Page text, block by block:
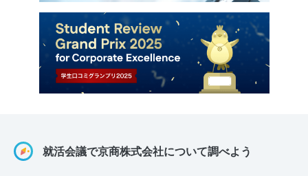
就活会議で京商株式会社について調べよう